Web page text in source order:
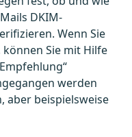
DKIM-
Wenn Sie
Sie mit Hilfe
werden
aber beispielsweise